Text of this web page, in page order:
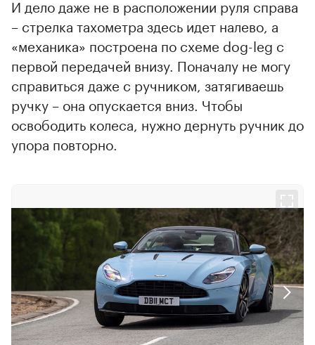
И дело даже не в расположении руля справа
– стрелка тахометра здесь идет налево, а
«механика» построена по схеме dog-leg с
первой передачей внизу. Поначалу не могу
справиться даже с ручником, затягиваешь
ручку – она опускается вниз. Чтобы
освободить колеса, нужно дернуть ручник до
упора повторно.